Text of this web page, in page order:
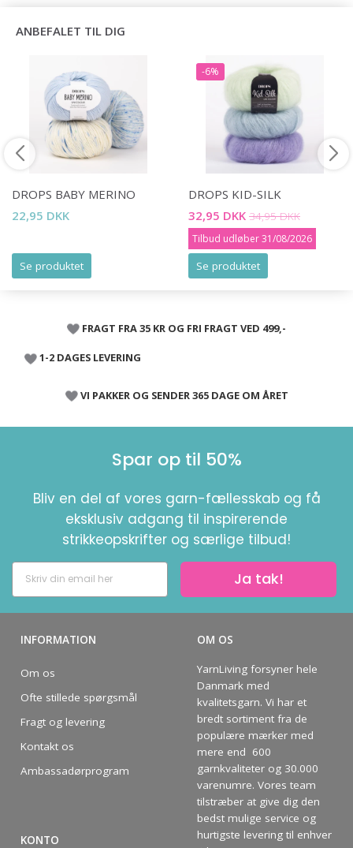
ANBEFALET TIL DIG
DROPS BABY MERINO
22,95 DKK
Se produktet
-6%
DROPS KID-SILK
32,95 DKK 34,95 DKK
Tilbud udløber 31/08/2026
Se produktet
FRAGT FRA 35 KR OG FRI FRAGT VED 499,-
1-2 DAGES LEVERING
VI PAKKER OG SENDER 365 DAGE OM ÅRET
Spar op til 50%
Bliv en del af vores garn-fællesskab og få
eksklusiv adgang til inspirerende
strikkeopskrifter og særlige tilbud!
Ja tak!
INFORMATION
Om os
Ofte stillede spørgsmål
Fragt og levering
Kontakt os
Ambassadørprogram
KONTO
OM OS
YarnLiving forsyner hele
Danmark med
kvalitetsgarn. Vi har et
bredt sortiment fra de
populære mærker med
mere end 600
garnkvaliteter og 30.000
varenumre. Vores team
tilstræber at give dig den
bedst mulige service og
hurtigste levering til enhver